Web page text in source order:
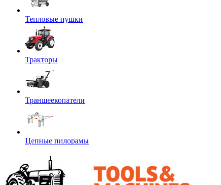
Тепловые пушки
Тракторы
Траншеекопатели
Цепные пилорамы